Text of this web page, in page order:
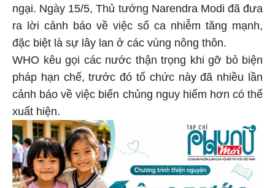
ngại. Ngày 15/5, Thủ tướng Narendra Modi đã đưa
ra lời cảnh báo về việc số ca nhiễm tăng mạnh,
đặc biệt là sự lây lan ở các vùng nông thôn.
WHO kêu gọi các nước thận trọng khi gỡ bỏ biện
pháp hạn chế, trước đó tổ chức này đã nhiều lần
cảnh báo về việc biến chủng nguy hiểm hơn có thể
xuất hiện.